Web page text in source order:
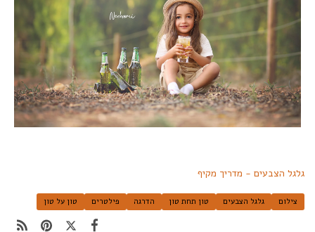
גלגל הצבעים - מדריך מקיף
צילום גלגל הצבעים טון תחת טון הדרגה פילטרים טון על טון